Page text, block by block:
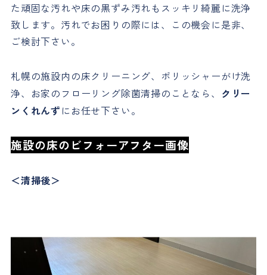
た頑固な汚れや床の黒ずみ汚れもスッキリ綺麗に洗浄
致します。汚れでお困りの際には、この機会に是非、
ご検討下さい。
札幌の施設内の床クリーニング、ポリッシャーがけ洗
浄、お家のフローリング除菌清掃のことなら、 クリー
ンくれんず にお任せ下さい。
施設の床のビフォーアフター画像
＜清掃後＞